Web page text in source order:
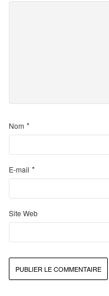
Nom *
E-mail *
Site Web